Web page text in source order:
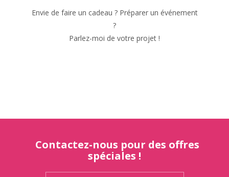
Envie de faire un cadeau ? Préparer un événement
?
Parlez-moi de votre projet !
Contactez-nous pour des offres
spéciales !